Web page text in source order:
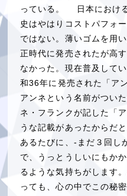
っている。 日本におけ
史はやはりコストパフォ
ではない。薄いゴムを用
正時代に発売されたが高
なかった。現在普及して
和36年に発売された「ア
アンネという名前がつい
ネ・フランクが記した「
うな記載があったからだ
あるたびに、-まだ３回し
で、うっとうしいにもか
るような気持ちがします
っても、心の中でこの秘